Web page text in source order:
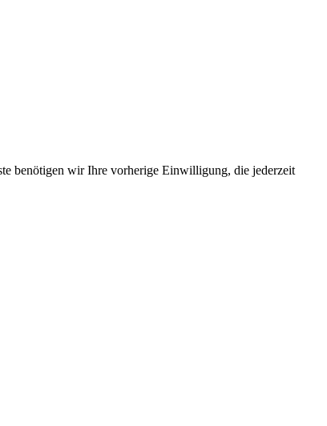
benötigen wir Ihre vorherige Einwilligung, die jederzeit